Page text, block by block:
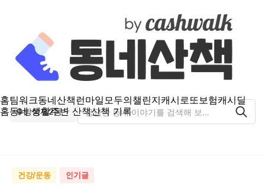
홈팀워크동네산책 런마일모두의챌린지캐시로또보험캐시딜
홈동네 생활주변 산책산책 기록
방학제2동
건강/운동 인기글